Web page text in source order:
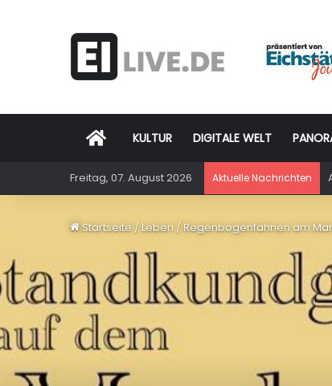
Startseite
KULTUR DIGITALE WELT
Freitag, 07. August 2026 Aktuelle Nachrichten
Startseite /Leben /Regenbogenfahnen am